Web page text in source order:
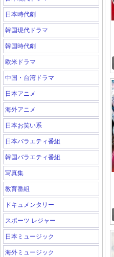
日本時代劇
韓国現代ドラマ
韓国時代劇
欧米ドラマ
中国・台湾ドラマ
日本アニメ
海外アニメ
日本お笑い系
日本バラエティ番組
韓国バラエティ番組
写真集
教育番組
ドキュメンタリー
スポーツ レジャー
日本ミュージック
海外ミュージック